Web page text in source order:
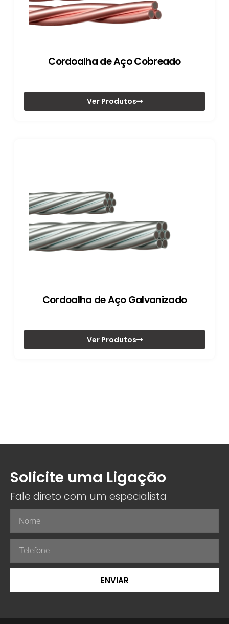
Cordoalha de Aço Cobreado
Ver Produtos
Cordoalha de Aço Galvanizado
Ver Produtos
Solicite uma Ligação
Fale direto com um especialista
ENVIAR